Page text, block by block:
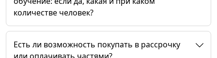
количестве человек?
Есть ли возможность покупать в рассрочку
или оплачивать частями?